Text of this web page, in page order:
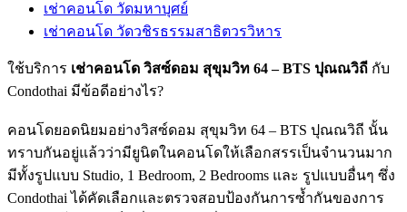
เช่าคอนโด วัดมหาบุศย์
เช่าคอนโด วัดวชิรธรรมสาธิตวรวิหาร
ใช้บริการ เช่าคอนโด วิสซ์ดอม สุขุมวิท 64 – BTS ปุณณวิถี กับ
Condothai มีข้อดีอย่างไร?
คอนโดยอดนิยมอย่างวิสซ์ดอม สุขุมวิท 64 – BTS ปุณณวิถี นั้น
ทราบกันอยู่แล้วว่ามียูนิตในคอนโดให้เลือกสรรเป็นจำนวนมาก
มีทั้งรูปแบบ Studio, 1 Bedroom, 2 Bedrooms และ รูปแบบอื่นๆ ซึ่ง
Condothai ได้คัดเลือกและตรวจสอบป้องกันการซ้ำกันของการ